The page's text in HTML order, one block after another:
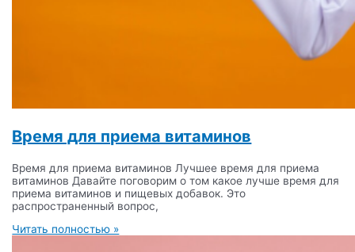
Время для приема витаминов
Время для приема витаминов Лучшее время для приема
витаминов Давайте поговорим о том какое лучше время для
приема витаминов и пищевых добавок. Это
распространенный вопрос,
Читать полностью »